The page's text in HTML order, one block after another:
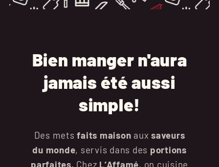
Bien manger n'aura
jamais été aussi
simple!
Des metsfaits maison auxsaveurs
du monde, servis dans des portions
parfaites. Chez L’Affamé, on cuisine